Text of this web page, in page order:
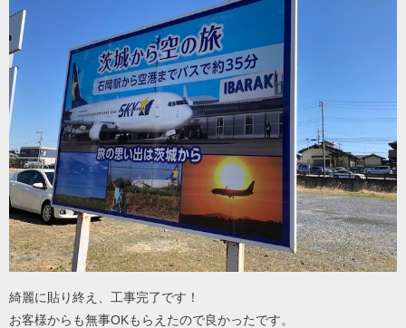
綺麗に貼り終え、工事完了です！
お客様からも無事OKもらえたので良かったです。